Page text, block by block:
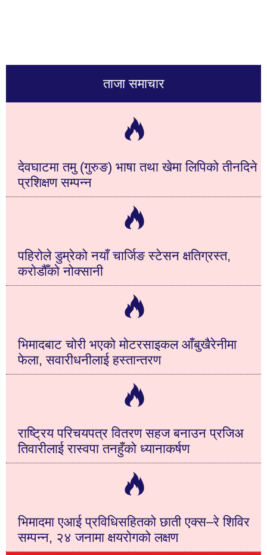
ताजा समाचार
देवघाटमा तमु (गुरुङ) भाषा तथा खेमा लिपिको तीनदिने
प्रशिक्षण सम्पन्न
पहिरोले डुम्रेको नयाँ चार्जिङ स्टेसन क्षतिग्रस्त,
करोडौँको नोक्सानी
भिमादबाट चोरी भएको मोटरसाइकल आँबुखैरेनीमा
फेला, सवारीधनीलाई हस्तान्तरण
राष्ट्रिय परिचयपत्र वितरण सहज बनाउन प्रजिअ
तिवारीलाई रास्वपा तनहुँको ध्यानाकर्षण
भिमादमा एआई प्रविधिसहितको छाती एक्स–रे शिविर
सम्पन्न, २४ जनामा क्षयरोगको लक्षण